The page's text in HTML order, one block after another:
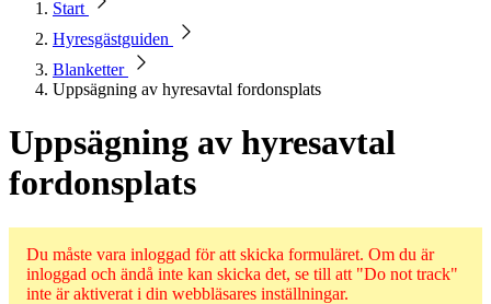
Start
Hyresgästguiden
Blanketter
Uppsägning av hyresavtal fordonsplats
Uppsägning av hyresavtal
fordonsplats
Du måste vara inloggad för att skicka formuläret. Om du är
inloggad och ändå inte kan skicka det, se till att "Do not track"
inte är aktiverat i din webbläsares inställningar.